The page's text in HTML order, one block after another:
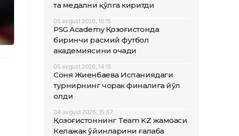
та медални қўлга киритди
05 avgust 2026, 16:15
PSG Academy Қозоғистонда
биринчи расмий футбол
академиясини очади
05 avgust 2026, 14:15
Соня Жиенбаева Испаниядаги
турнирнинг чорак финалига йўл
олди
04 avgust 2026, 15:37
Қозоғистоннинг Team KZ жамоаси
Келажак ўйинларини ғалаба